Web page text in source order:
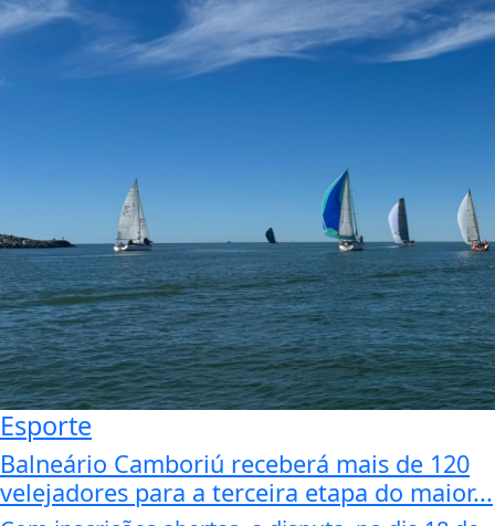
Esporte
Balneário Camboriú receberá mais de 120
velejadores para a terceira etapa do maior...